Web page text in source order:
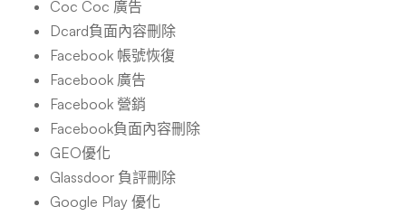
Coc Coc 廣告
Dcard負面內容刪除
Facebook 帳號恢復
Facebook 廣告
Facebook 營銷
Facebook負面內容刪除
GEO優化
Glassdoor 負評刪除
Google Play 優化